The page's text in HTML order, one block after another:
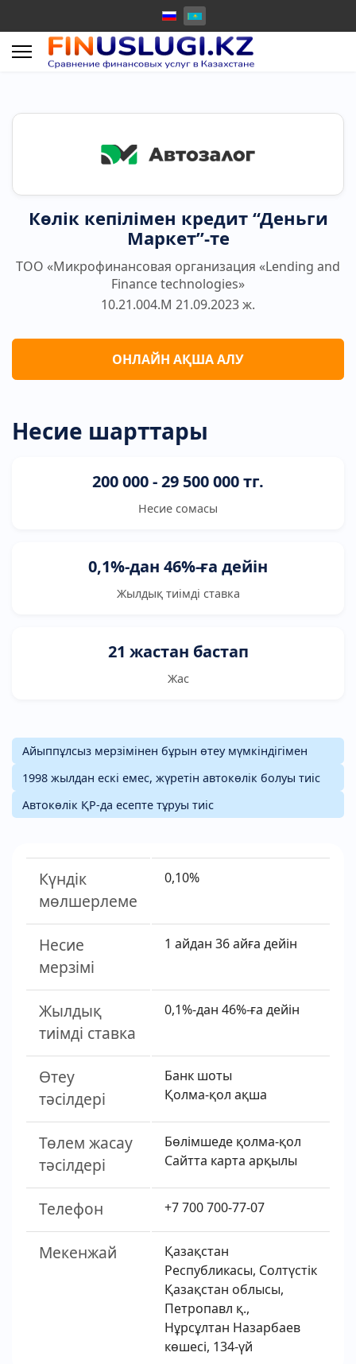
Көлік кепілімен кредит “Деньги
Маркет”-те
ТОО «Микрофинансовая организация «Lending and
Finance technologies»
10.21.004.М 21.09.2023 ж.
ОНЛАЙН АҚША АЛУ
Несие шарттары
200 000 - 29 500 000 тг.
Несие сомасы
0,1%-дан 46%-ға дейін
Жылдық тиімді ставка
21 жастан бастап
Жас
Айыппұлсыз мерзімінен бұрын өтеу мүмкіндігімен
1998 жылдан ескі емес, жүретін автокөлік болуы тиіс
Автокөлік ҚР-да есепте тұруы тиіс
Күндік
мөлшерлеме
0,10%
Несие
мерзімі
1 айдан 36 айға дейін
Жылдық
тиімді ставка
0,1%-дан 46%-ға дейін
Өтеу
тәсілдері
Банк шоты
Қолма-қол ақша
Төлем жасау
тәсілдері
Бөлімшеде қолма-қол
Сайтта карта арқылы
Телефон +7 700 700-77-07
Мекенжай
Қазақстан
Республикасы, Солтүстік
Қазақстан облысы,
Петропавл қ.,
Нұрсұлтан Назарбаев
көшесі, 134-үй